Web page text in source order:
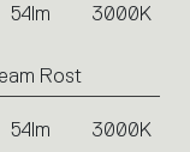
54lm 3000K
Rost
54lm 3000K